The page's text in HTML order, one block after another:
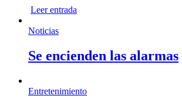
Leer entrada
Noticias
Se encienden las alarmas
Entretenimiento